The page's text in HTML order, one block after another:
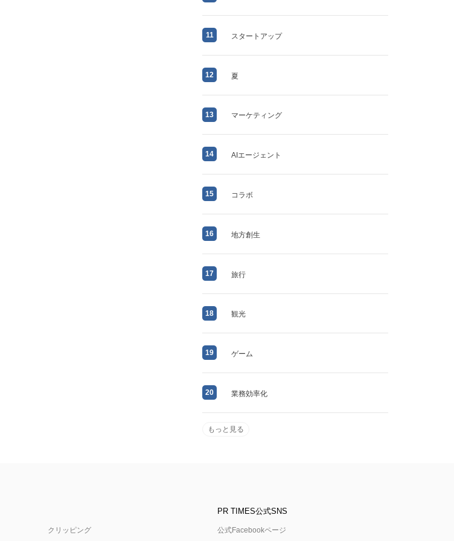
11 スタートアップ
12 夏
13 マーケティング
14 AIエージェント
15 コラボ
16 地方創生
17 旅行
18 観光
19 ゲーム
20 業務効率化
もっと見る
クリッピング
PR TIMES公式SNS
公式Facebookページ